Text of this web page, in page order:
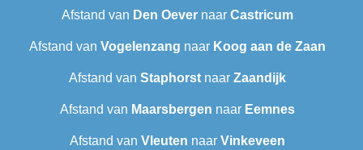
Afstand van Den Oever naar Castricum
Afstand van Vogelenzang naar Koog aan de Zaan
Afstand van Staphorst naar Zaandijk
Afstand van Maarsbergen naar Eemnes
Afstand van Vleuten naar Vinkeveen